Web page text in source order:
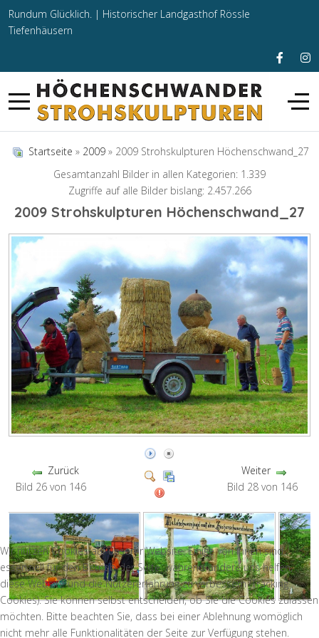
Rundum Glücklich. | Historischer Landgasthof Rössle
Tiefenhäusern
Startseite » 2009 » 2009 Strohskulpturen Höchenschwand_27
Gesamtanzahl Bilder in allen Kategorien: 1.339
Zugriffe auf alle Bilder bislang: 2.457.266
2009 Strohskulpturen Höchenschwand_27
Zurück
Bild 26 von 146
Weiter
Bild 28 von 146
Wir nutzen Cookies auf unserer Website. Einige von ihnen sind
essenziell für den Betrieb der Seite, während andere uns helfen,
diese Website und die Nutzererfahrung zu verbessern (Tracking
Cookies). Sie können selbst entscheiden, ob Sie die Cookies zulassen
möchten. Bitte beachten Sie, dass bei einer Ablehnung womöglich
nicht mehr alle Funktionalitäten der Seite zur Verfügung stehen.